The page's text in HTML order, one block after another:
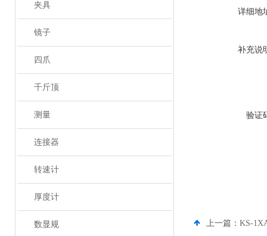
夹具
镜子
四爪
千斤顶
测量
连接器
转速计
厚度计
数显规
详细地
补充说
验证
上一篇： KS-